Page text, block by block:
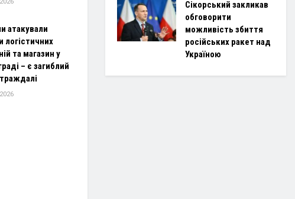
атакували
логістичних
та магазин у
– є загиблий
Сікорський закликав
обговорити
можливість збиття
російських ракет над
Україною